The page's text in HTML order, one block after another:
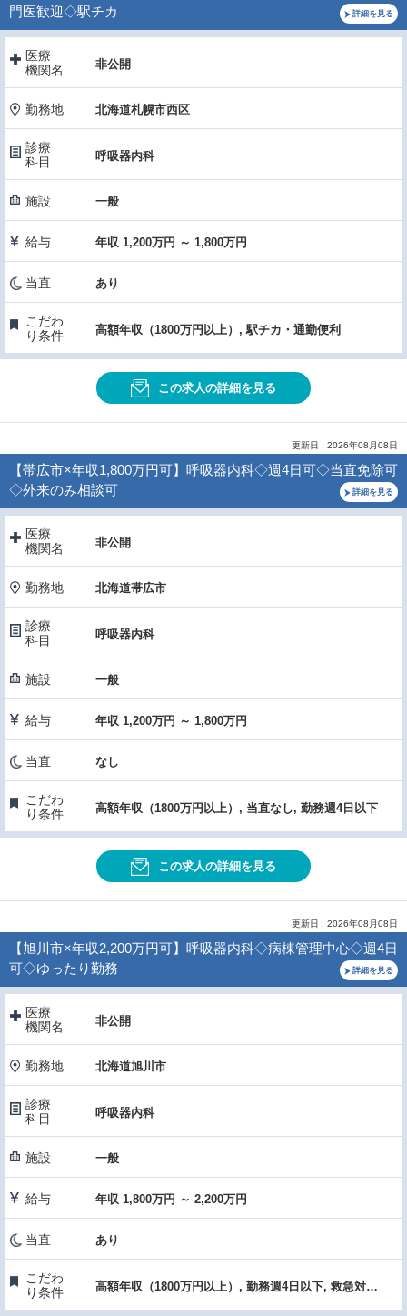
門医歓迎◇駅チカ
詳細を見る
医療
機関名
非公開
勤務地 北海道札幌市西区
診療
科目
呼吸器内科
施設 一般
給与 年収 1,200万円 ～ 1,800万円
当直 あり
こだわ
り条件
高額年収（1800万円以上）, 駅チカ・通勤便利
この求人の詳細を見る
更新日 : 2026年08月08日
【帯広市×年収1,800万円可】呼吸器内科◇週4日可◇当直免除可
◇外来のみ相談可
詳細を見る
医療
機関名
非公開
勤務地 北海道帯広市
診療
科目
呼吸器内科
施設 一般
給与 年収 1,200万円 ～ 1,800万円
当直 なし
こだわ
り条件
高額年収（1800万円以上）, 当直なし, 勤務週4日以下
この求人の詳細を見る
更新日 : 2026年08月08日
【旭川市×年収2,200万円可】呼吸器内科◇病棟管理中心◇週4日
可◇ゆったり勤務
詳細を見る
医療
機関名
非公開
勤務地 北海道旭川市
診療
科目
呼吸器内科
施設 一般
給与 年収 1,800万円 ～ 2,200万円
当直 あり
こだわ
り条件
高額年収（1800万円以上）, 勤務週4日以下, 救急対応なし, 医療機器・設備充実